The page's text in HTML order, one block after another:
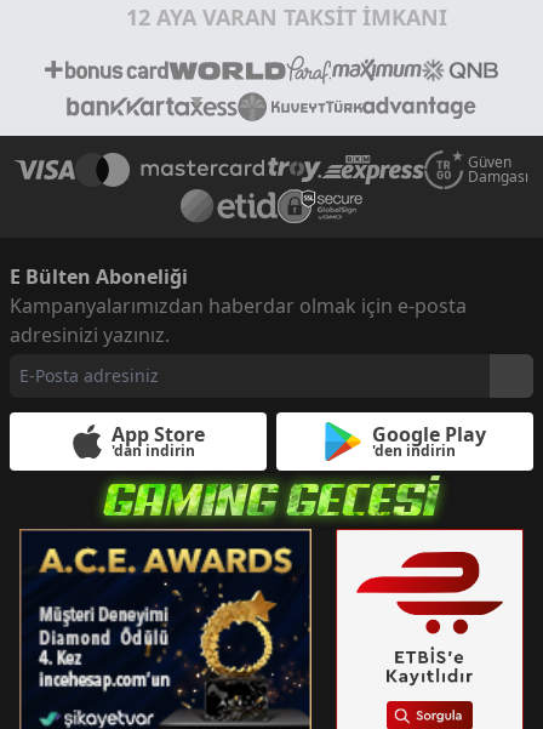
12 AYA VARAN TAKSİT İMKANI
Güven
Damgası
E Bülten Aboneliği
Kampanyalarımızdan haberdar olmak için e-posta
adresinizi yazınız.
App Store
'dan indirin
Google Play
'den indirin